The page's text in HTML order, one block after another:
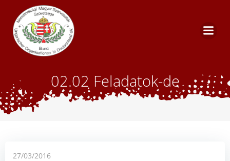
02.02 Feladatok-de
27/03/2016